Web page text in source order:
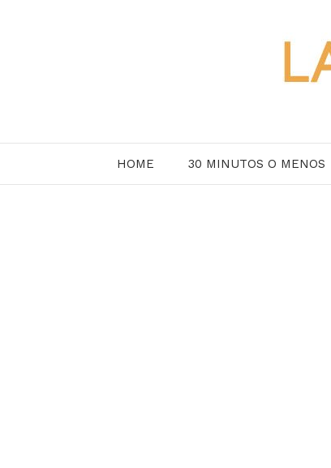
HOME 30 MINUTOS O MENOS